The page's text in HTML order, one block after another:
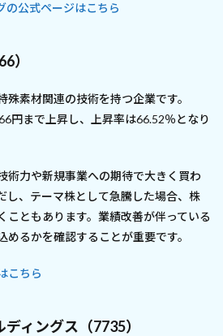
の公式ページはこちら
）
殊素材関連の技術を持つ企業です。
円まで上昇し、上昇率は66.52％となり
術力や新規事業への期待で大きく買わ
し、テーマ株として急騰した場合、株
こともあります。業績改善が伴っている
るかを確認することが重要です。
こちら
ィングス（7735）